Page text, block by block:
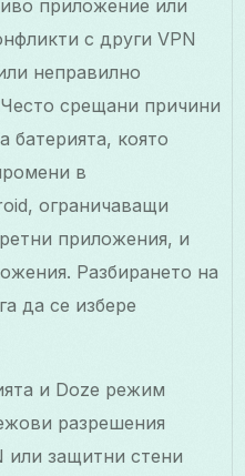
приложение или
с други VPN
неправилно
срещани причини
батерията, която
в
ограничаващи
приложения, и
Разбирането на
да се избере
и Doze режим
разрешения
или защитни стени